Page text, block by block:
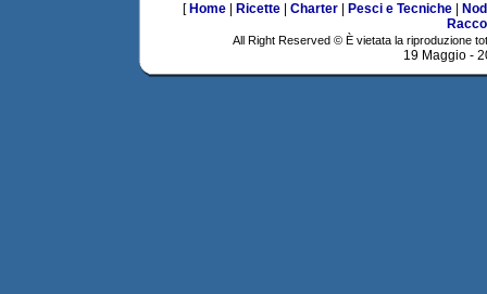
[ Home| Ricette| Charter| Pesci e Tecniche|
All Right Reserved © È vietata la riproduzione
19 Maggio -